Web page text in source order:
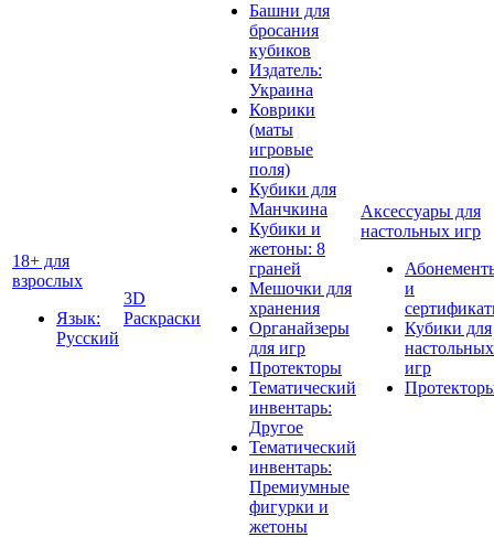
18+ для
взрослых
Язык:
Русский
3D
Раскраски
Башни для
бросания
кубиков
Издатель:
Украина
Коврики
(маты
игровые
поля)
Кубики для
Манчкина
Кубики и
жетоны: 8
граней
Мешочки для
хранения
Органайзеры
для игр
Протекторы
Тематический
инвентарь:
Другое
Тематический
инвентарь:
Премиумные
фигурки и
жетоны
Аксессуары для
настольных игр
и
Кубики для
настольных
игр